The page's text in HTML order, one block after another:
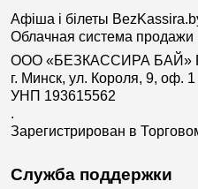
Афіша і білеты
Облачная система
ООО «БЕЗКАССИРА БАЙ»
г. Минск, ул. Короля, 9, оф. 1
УНП 193615562
.
Зарегистрирован в
Служба поддержки